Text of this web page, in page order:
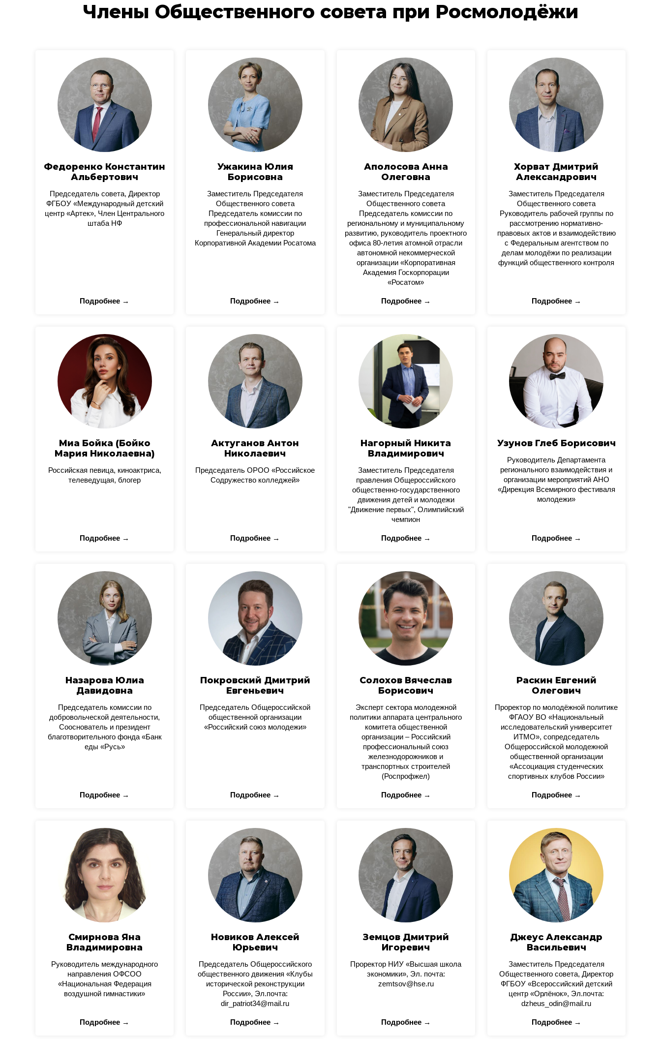
Члены Общественного совета при Росмолодёжи
Федоренко Константин
Альбертович
Председатель совета, Директор
ФГБОУ «Международный детский
центр «Артек», Член Центрального
штаба НФ
Подробнее →
Ужакина Юлия
Борисовна
Заместитель Председателя
Общественного совета
Председатель комиссии по
профессиональной навигации
Генеральный директор
Корпоративной Академии Росатома
Подробнее →
Аполосова Анна
Олеговна
Заместитель Председателя
Общественного совета
Председатель комиссии по
региональному и муниципальному
развитию, руководитель проектного
офиса 80-летия атомной отрасли
автономной некоммерческой
организации «Корпоративная
Академия Госкорпорации
«Росатом»
Подробнее →
Хорват Дмитрий
Александрович
Заместитель Председателя
Общественного совета
Руководитель рабочей группы по
рассмотрению нормативно-
правовых актов и взаимодействию
с Федеральным агентством по
делам молодёжи по реализации
функций общественного контроля
Подробнее →
Миа Бойка (Бойко
Мария Николаевна)
Российская певица, киноактриса,
телеведущая, блогер
Подробнее →
Актуганов Антон
Николаевич
Председатель ОРОО «Российское
Содружество колледжей»
Подробнее →
Нагорный Никита
Владимирович
Заместитель Председателя
правления Общероссийского
общественно-государственного
движения детей и молодежи
"Движение первых", Олимпийский
чемпион
Подробнее →
Узунов Глеб Борисович
Руководитель Департамента
регионального взаимодействия и
организации мероприятий АНО
«Дирекция Всемирного фестиваля
молодежи»
Подробнее →
Назарова Юлиа
Давидовна
Председатель комиссии по
добровольческой деятельности,
Сооснователь и президент
благотворительного фонда «Банк
еды «Русь»
Подробнее →
Покровский Дмитрий
Евгеньевич
Председатель Общероссийской
общественной организации
«Российский союз молодежи»
Подробнее →
Солохов Вячеслав
Борисович
Эксперт сектора молодежной
политики аппарата центрального
комитета общественной
организации – Российский
профессиональный союз
железнодорожников и
транспортных строителей
(Роспрофжел)
Подробнее →
Раскин Евгений
Олегович
Проректор по молодёжной политике
ФГАОУ ВО «Национальный
исследовательский университет
ИТМО», сопредседатель
Общероссийской молодежной
общественной организации
«Ассоциация студенческих
спортивных клубов России»
Подробнее →
Смирнова Яна
Владимировна
Руководитель международного
направления ОФСОО
«Национальная Федерация
воздушной гимнастики»
Подробнее →
Новиков Алексей
Юрьевич
Председатель Общероссийского
общественного движения «Клубы
исторической реконструкции
России», Эл.почта:
dir_patriot34@mail.ru
Подробнее →
Земцов Дмитрий
Игоревич
Проректор НИУ «Высшая школа
экономики», Эл. почта:
zemtsov@hse.ru
Подробнее →
Джеус Александр
Васильевич
Заместитель Председателя
Общественного совета, Директор
ФГБОУ «Всероссийский детский
центр «Орлёнок», Эл.почта:
dzheus_odin@mail.ru
Подробнее →